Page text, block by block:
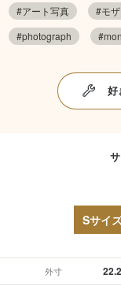
#アート写真
#モ
#photograph
好
Sサイ
外寸